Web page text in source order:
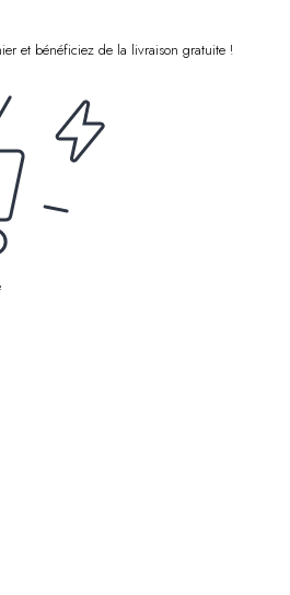
et bénéficiez de la livraison gratuite !